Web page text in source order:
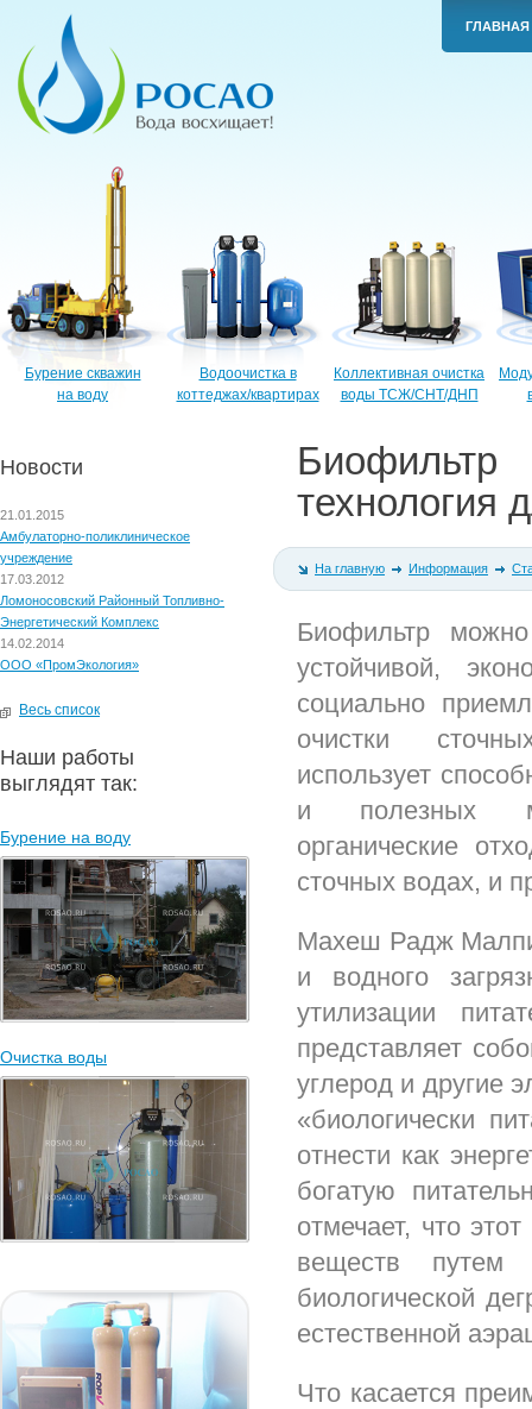
ГЛАВНАЯ
Бурение скважин
на воду
Водоочистка в
коттеджах/квартирах
Коллективная очистка
воды ТСЖ/СНТ/ДНП
Новости
21.01.2015
Амбулаторно-поликлиническое
учреждение
17.03.2012
Ломоносовский Районный Топливно-
Энергетический Комплекс
14.02.2014
ООО «ПромЭкология»
Весь список
Наши работы
выглядят так:
Бурение на воду
Очистка воды
технология
На главную Информация
Биофильтр можно
устойчивой,
социально
очистки
использует
и полезных
органические
сточных водах, и
Махеш Радж
и водного
утилизации
представляет
углерод и другие
«биологически
отнести как
богатую
отмечает, что
веществ
биологической
естественной
Что касается